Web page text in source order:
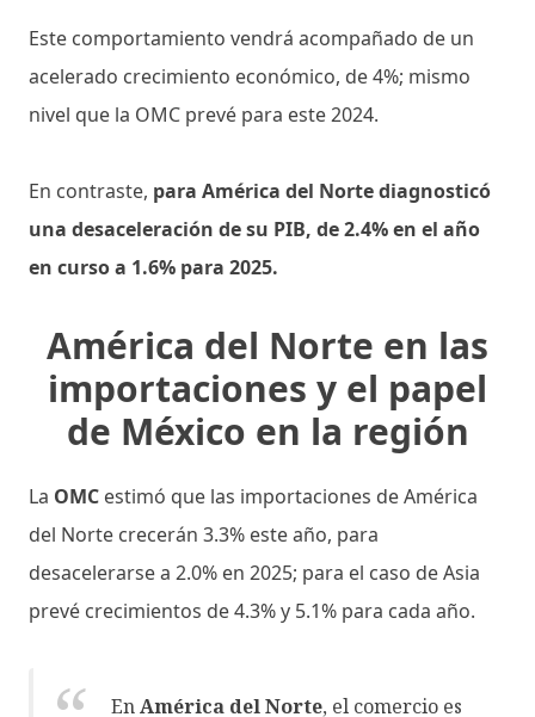
Este comportamiento vendrá acompañado de un
acelerado crecimiento económico, de 4%; mismo
nivel que la OMC prevé para este 2024.
En contraste, para América del Norte diagnosticó
una desaceleración de su PIB, de 2.4% en el año
en curso a 1.6% para 2025.
América del Norte en las
importaciones y el papel
de México en la región
La OMC estimó que las importaciones de América
del Norte crecerán 3.3% este año, para
desacelerarse a 2.0% en 2025; para el caso de Asia
prevé crecimientos de 4.3% y 5.1% para cada año.
EnAmérica del Norte, el comercio es